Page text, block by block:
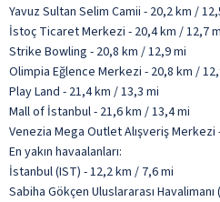
Yavuz Sultan Selim Camii - 20,2 km /
İstoç Ticaret Merkezi - 20,4 km / 12,7
Strike Bowling - 20,8 km / 12,9 mi
Olimpia Eğlence Merkezi - 20,8 km /
Play Land - 21,4 km / 13,3 mi
Mall of İstanbul - 21,6 km / 13,4 mi
Venezia Mega Outlet Alışveriş Merkezi
En yakın havaalanları:
İstanbul (IST) - 12,2 km / 7,6 mi
Sabiha Gökçen Uluslararası